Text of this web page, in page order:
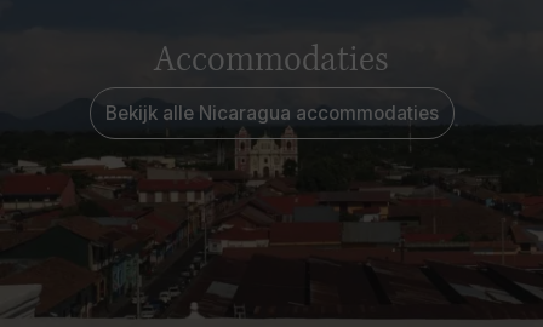
Accommodaties
Bekijk alle Nicaragua accommodaties